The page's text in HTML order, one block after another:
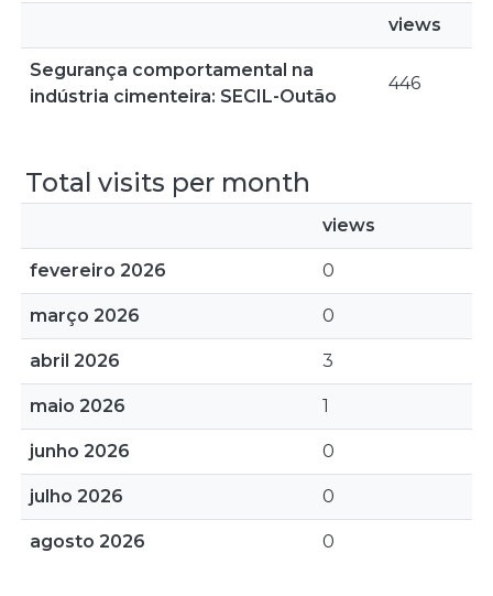
views
Segurança comportamental na
indústria cimenteira: SECIL-Outão
446
Total visits per month
views
fevereiro 2026 0
março 2026 0
abril 2026 3
maio 2026 1
junho 2026 0
julho 2026 0
agosto 2026 0